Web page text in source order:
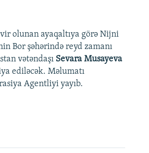
olunan ayaqaltıya görə Nijni
Bor şəhərində reyd zamanı
vətəndaşı Sevara Musayeva
ediləcək. Məlumatı
Agentliyi yayıb.